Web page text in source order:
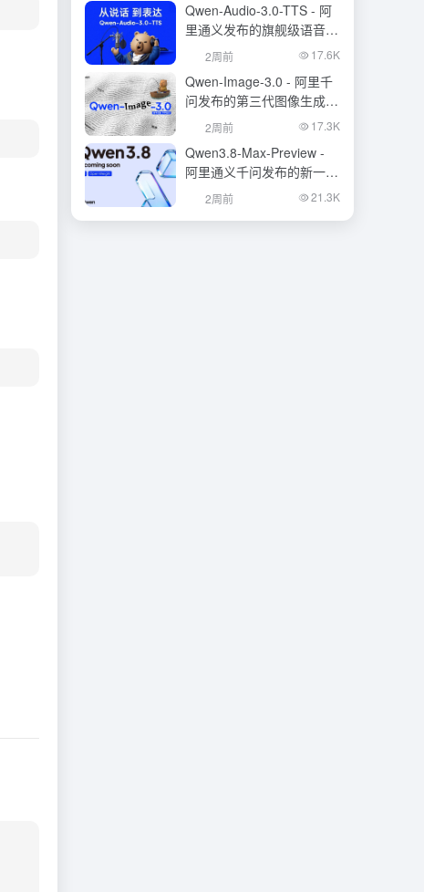
Qwen-Audio-3.0-TTS - 阿
里通义发布的旗舰级语音合
成大模型
2周前 17.6K
Qwen-Image-3.0 - 阿里千
问发布的第三代图像生成基
础模型
2周前 17.3K
Qwen3.8-Max-Preview -
阿里通义千问发布的新一代
旗舰大模型
2周前 21.3K